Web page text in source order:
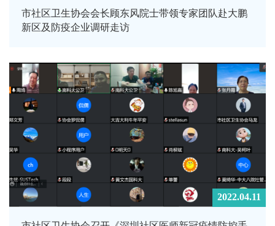
市社区卫生协会会长顾东风院士带领专家团队赴大鹏
新区及防疫企业调研走访
2022.04.11